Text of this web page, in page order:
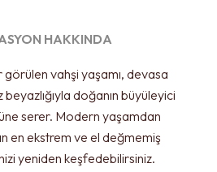
HAKKINDA
görülen vahşi yaşamı, devasa
doğanın büyüleyici
serer. Modern yaşamdan
en ekstrem ve el değmemiş
yeniden keşfedebilirsiniz.